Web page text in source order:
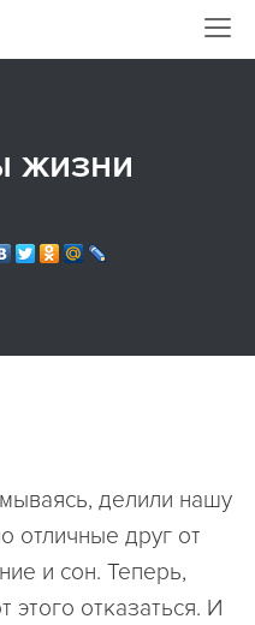
жизни
делили нашу
отличные друг от
и сон. Теперь,
отказаться. И